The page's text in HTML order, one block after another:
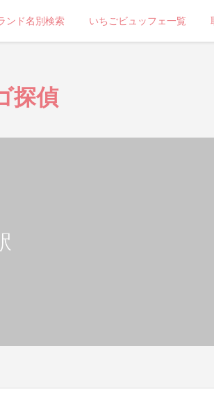
ンド名別検索 いちごビュッフェ一覧
探偵